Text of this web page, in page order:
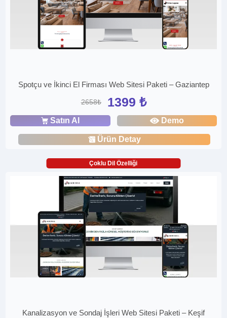
Spotçu ve İkinci El Firması Web Sitesi Paketi – Gaziantep
2658₺ 1399 ₺
Satın Al Demo
Ürün Detay
Çoklu Dil Özelliği
Kanalizasyon ve Sondaj İşleri Web Sitesi Paketi – Keşif